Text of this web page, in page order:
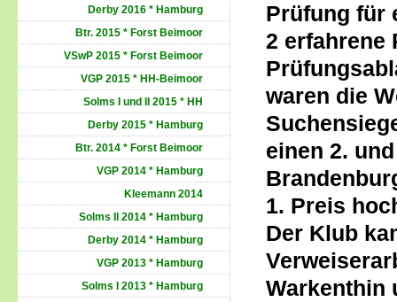
Prüfung für
2 erfahrene
waren die
einen 2.
1. Preis
Der Klub
Warkenthin
Derby 2016 * Hamburg
Btr. 2015 * Forst Beimoor
VSwP 2015 * Forst Beimoor
VGP 2015 * HH-Beimoor
Solms I und II 2015 * HH
Derby 2015 * Hamburg
Btr. 2014 * Forst Beimoor
VGP 2014 * Hamburg
Kleemann 2014
Solms II 2014 * Hamburg
Derby 2014 * Hamburg
VGP 2013 * Hamburg
Solms I 2013 * Hamburg